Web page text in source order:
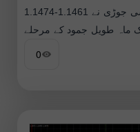
بدھ کے روز، یورو/امریکی ڈالر کرنسی جوڑی نے 1.1461-1.1474
ماہ طویل جمود کے مرحلے
0